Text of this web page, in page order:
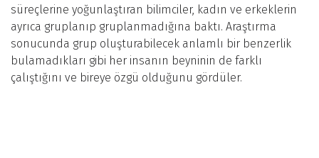
süreçlerine yoğunlaştıran bilimciler, kadın ve erkeklerin
ayrıca gruplanıp gruplanmadığına baktı. Araştırma
sonucunda grup oluşturabilecek anlamlı bir benzerlik
bulamadıkları gibi her insanın beyninin de farklı
çalıştığını ve bireye özgü olduğunu gördüler.